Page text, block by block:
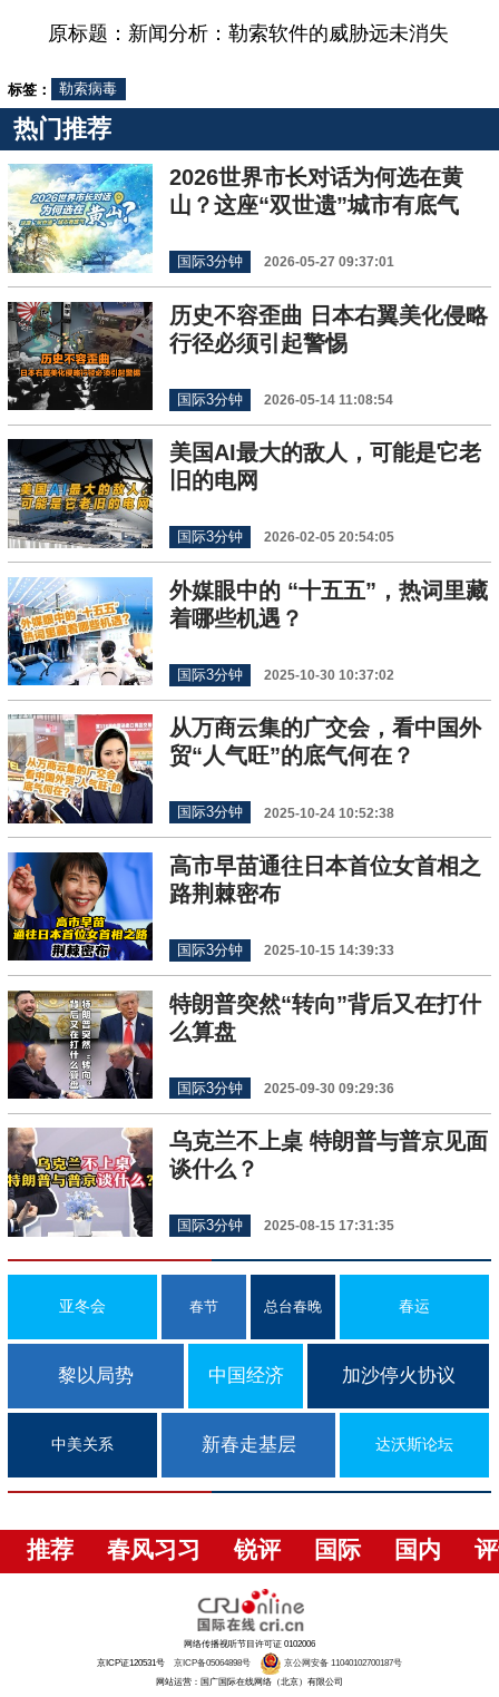
原标题：新闻分析：勒索软件的威胁远未消失
标签： 勒索病毒
热门推荐
2026世界市长对话为何选在黄
山？这座“双世遗”城市有底气
国际3分钟 2026-05-27 09:37:01
历史不容歪曲 日本右翼美化侵略
行径必须引起警惕
国际3分钟 2026-05-14 11:08:54
美国AI最大的敌人，可能是它老
旧的电网
国际3分钟 2026-02-05 20:54:05
外媒眼中的 “十五五”，热词里藏
着哪些机遇？
国际3分钟 2025-10-30 10:37:02
从万商云集的广交会，看中国外
贸“人气旺”的底气何在？
国际3分钟 2025-10-24 10:52:38
高市早苗通往日本首位女首相之
路荆棘密布
国际3分钟 2025-10-15 14:39:33
特朗普突然“转向”背后又在打什
么算盘
国际3分钟 2025-09-30 09:29:36
乌克兰不上桌 特朗普与普京见面
谈什么？
国际3分钟 2025-08-15 17:31:35
亚冬会 春节 总台春晚 春运
黎以局势 中国经济 加沙停火协议
中美关系 新春走基层 达沃斯论坛
推荐 春风习习 锐评 国际 国内
网络传播视听节目许可证 0102006
京ICP证120531号 京ICP备05064898号
京公网安备 11040102700187号
网站运营：国广国际在线网络（北京）有限公司